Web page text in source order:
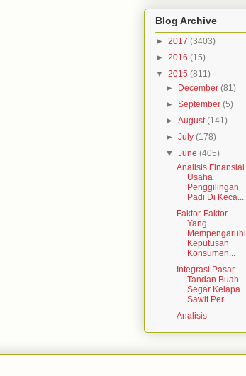
Blog Archive
► 2017 (3403)
► 2016 (15)
▼ 2015 (811)
►
December(81)
►September(5)
►August(141)
►July(178)
▼June(405)
Analisis Finansial
Usaha
Penggilingan
Padi Di Keca...
Faktor-Faktor
Yang
Mempengaruhi
Keputusan
Konsumen...
Integrasi Pasar
Tandan Buah
Segar Kelapa
Sawit Per...
Analisis
Pemasaran
Kasu...